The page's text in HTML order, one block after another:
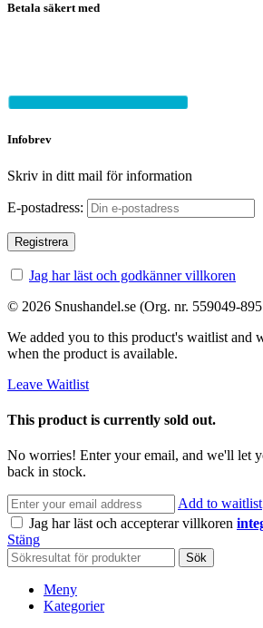
Betala säkert med
Infobrev
Skriv in ditt mail för information
E-postadress:
Jag har läst och godkänner villkoren
© 2026 Snushandel.se (Org. nr. 559049-
We added you to this product's waitlist and
when the product is available.
Leave Waitlist
This product is currently sold out.
No worries! Enter your email, and we'll let
back in stock.
Add to waitlist
Jag har läst och accepterar villkoren
Stäng
Sök
Meny
Kategorier